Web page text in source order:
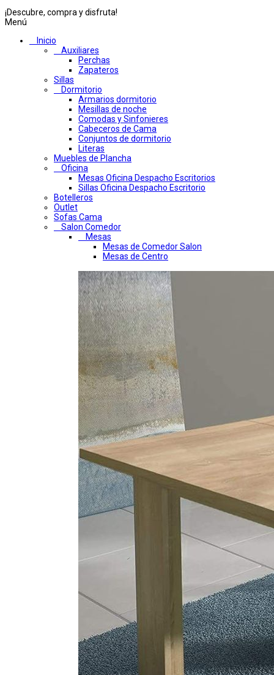
¡Descubre, compra y disfruta!
Menú
Inicio
Auxiliares
Perchas
Zapateros
Sillas
Dormitorio
Armarios dormitorio
Mesillas de noche
Comodas y Sinfonieres
Cabeceros de Cama
Conjuntos de dormitorio
Literas
Muebles de Plancha
Oficina
Mesas Oficina Despacho Escritorios
Sillas Oficina Despacho Escritorio
Botelleros
Outlet
Sofas Cama
Salon Comedor
Mesas
Mesas de Comedor Salon
Mesas de Centro